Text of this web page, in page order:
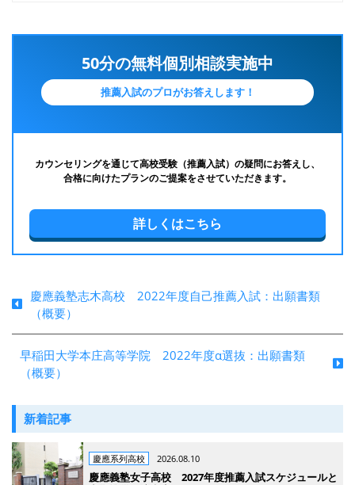
50分の無料個別相談実施中
推薦入試のプロがお答えします！
カウンセリングを通じて高校受験（推薦入試）の疑問にお答えし、
合格に向けたプランのご提案をさせていただきます。
詳しくはこちら
慶應義塾志木高校 2022年度自己推薦入試：出願書類
（概要）
早稲田大学本庄高等学院 2022年度α選抜：出願書類
（概要）
新着記事
慶應系列高校 2026.08.10
慶應義塾女子高校 2027年度推薦入試スケジュールと